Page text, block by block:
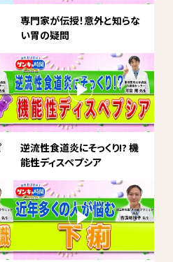
専門家が伝授！意外と知らな
い胃の疑問
逆流性食道炎にそっくり!? 機
能性ディスペプシア